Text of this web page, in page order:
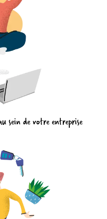
sein de votre entreprise